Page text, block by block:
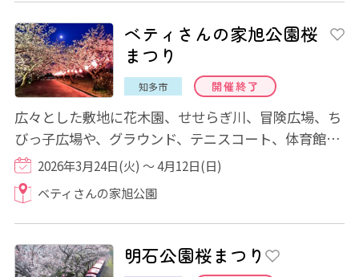
ベティさんの家旭公園桜
まつり
知多市 開催終了
広々とした敷地に花木園、せせらぎ川、冒険広場、ち
びっ子広場や、グラウンド、テニスコート、体育館な
どが配置され、自然やスポーツを楽しめます...
2026年3月24日(火) ～ 4月12日(日)
ベティさんの家旭公園
明石公園桜まつり